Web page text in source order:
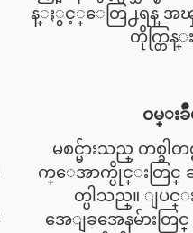
န္ႏွင့္ေတြ႕ရန္ အ
တိုက္တြန္
ဝမ္း
မစင္မ်ားသည္ တစ္ခါတ
က္ေအာက္ပိုင္းတြင္
တ္ပါသည္။ ျပ
အေျခအေနမ်ားတြင္